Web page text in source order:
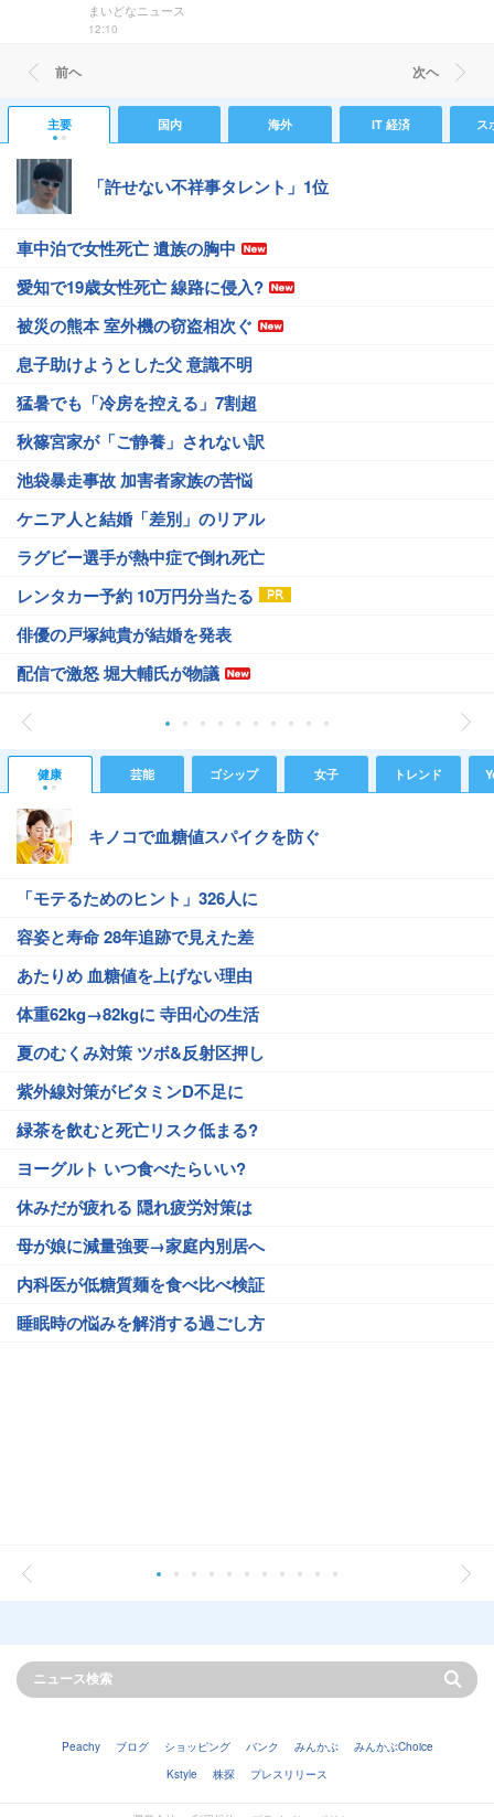
まいどなニュース
12:10
前ヘ 次ヘ
主要 国内 海外 IT 経済 ス
「許せない不祥事タレント」1位
車中泊で女性死亡 遺族の胸中
愛知で19歳女性死亡 線路に侵入?
被災の熊本 室外機の窃盗相次ぐ
息子助けようとした父 意識不明
猛暑でも「冷房を控える」7割超
秋篠宮家が「ご静養」されない訳
池袋暴走事故 加害者家族の苦悩
ケニア人と結婚「差別」のリアル
ラグビー選手が熱中症で倒れ死亡
レンタカー予約 10万円分当たる
俳優の戸塚純貴が結婚を発表
配信で激怒 堀大輔氏が物議
健康 芸能 ゴシップ 女子 トレンド
キノコで血糖値スパイクを防ぐ
「モテるためのヒント」326人に
容姿と寿命 28年追跡で見えた差
あたりめ 血糖値を上げない理由
体重62kg→82kgに 寺田心の生活
夏のむくみ対策 ツボ&反射区押し
紫外線対策がビタミンD不足に
緑茶を飲むと死亡リスク低まる?
ヨーグルト いつ食べたらいい?
休みだが疲れる 隠れ疲労対策は
母が娘に減量強要→家庭内別居へ
内科医が低糖質麺を食べ比べ検証
睡眠時の悩みを解消する過ごし方
Peachy ブログ ショッピング バンク みんかぶ
みんかぶChoice
Kstyle
株探 プレスリリース